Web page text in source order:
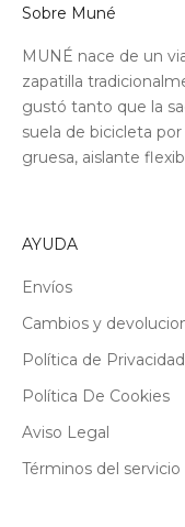
Sobre Muné
MUNÉ nace de un
zapatilla
gustó tanto que la
suela de bicicleta
gruesa, aislante
AYUDA
Envíos
Cambios y
Política de Privacidad
Política De Cookies
Aviso Legal
Términos del servicio